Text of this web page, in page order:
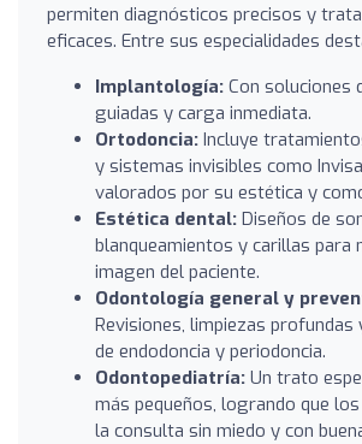
permiten diagnósticos precisos y
eficaces. Entre sus especialidades
Implantología: Con soluciones
guiadas y carga inmediata.
Ortodoncia: Incluye
y sistemas invisibles como
valorados por su estética y
Estética dental: Diseños de
blanqueamientos y carillas para
imagen del paciente.
Odontología general y
Revisiones, limpiezas
de endodoncia y periodoncia.
Odontopediatría: Un trato
más pequeños, logrando que
la consulta sin miedo y con